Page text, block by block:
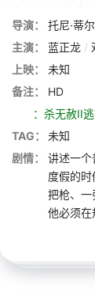
导演：
托尼·蒂
主演：
蓝正龙 /
上映：
未知
备注：
HD
：杀无赦II
TAG：
未知
剧情：
讲述一个
度假的
把枪、
他必须在